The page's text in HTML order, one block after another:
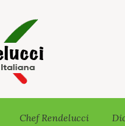
Chef Rendelucci